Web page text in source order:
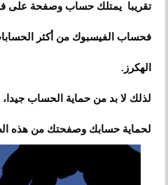
تقريبا يمتلك حساب وصفحة على
فحساب الفيسبوك من أكثر
الهكرز.
لذلك لا بد من حماية الحساب
لحماية حسابك وصفحتك من هذه